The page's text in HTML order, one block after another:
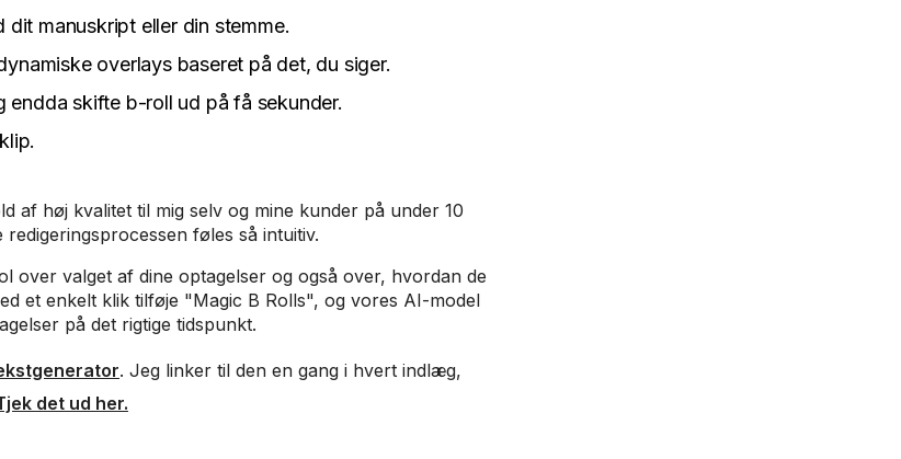
manuskript eller din stemme.
overlays baseret på det, du siger.
endda skifte b-roll ud på få sekunder.
af høj kvalitet til mig selv og mine kunder på under 10
føles så intuitiv.
over valget af dine optagelser og også over, hvordan de
et enkelt klik tilføje "Magic B Rolls", og vores AI-model
på det rigtige tidspunkt.
. Jeg linker til den en gang i hvert indlæg,
det ud her.